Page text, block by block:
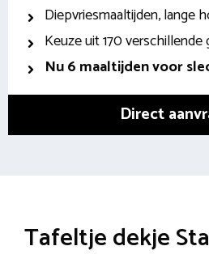
Diepvriesmaaltijden, lange
Keuze uit 170
Nu 6 maaltijden voor
Direct
Tafeltje dekje